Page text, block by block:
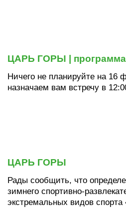
ЦАРЬ ГОРЫ | программа
Ничего не планируйте на 16
назначаем вам встречу в
ЦАРЬ ГОРЫ
Рады сообщить, что
зимнего спортивно-
экстремальных видов